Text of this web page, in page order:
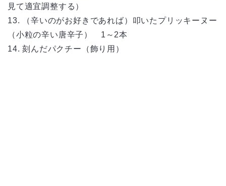
見て適宜調整する）
13. （辛いのがお好きであれば）叩いたプリッキーヌー
（小粒の辛い唐辛子） 1～2本
14. 刻んだパクチー（飾り用）